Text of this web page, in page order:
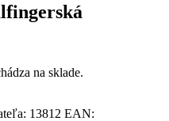
na sklade.
13812 EAN: